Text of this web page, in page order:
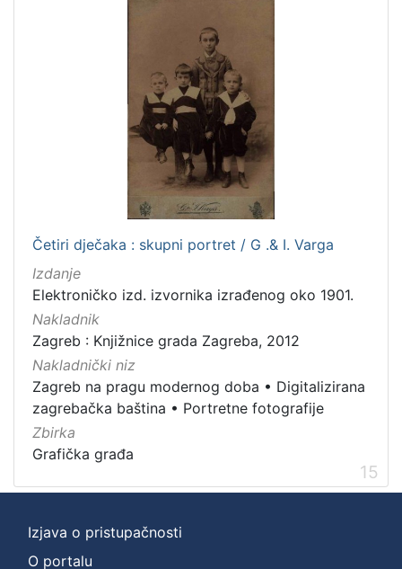
Četiri dječaka : skupni portret / G .& I. Varga
Izdanje
Elektroničko izd. izvornika izrađenog oko 1901.
Nakladnik
Zagreb : Knjižnice grada Zagreba, 2012
Nakladnički niz
Zagreb na pragu modernog doba • Digitalizirana
zagrebačka baština • Portretne fotografije
Zbirka
Grafička građa
15
Izjava o pristupačnosti
O portalu